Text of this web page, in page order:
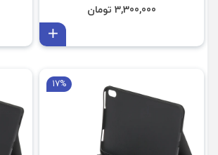
3,300,000 تومان
فروش ویژه
17%